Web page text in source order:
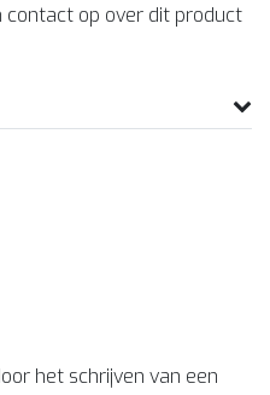
contact op over dit product
het schrijven van een